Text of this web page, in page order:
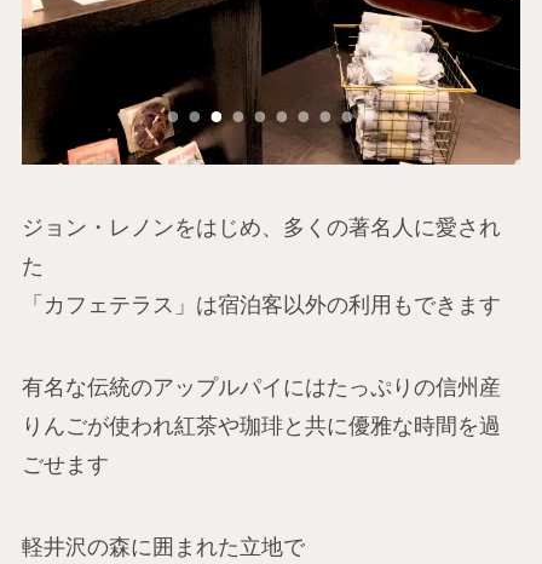
ジョン・レノンをはじめ、多くの著名人に愛され
た
「カフェテラス」は宿泊客以外の利用もできます
有名な伝統のアップルパイにはたっぷりの信州産
りんごが使われ紅茶や珈琲と共に優雅な時間を過
ごせます
軽井沢の森に囲まれた立地で